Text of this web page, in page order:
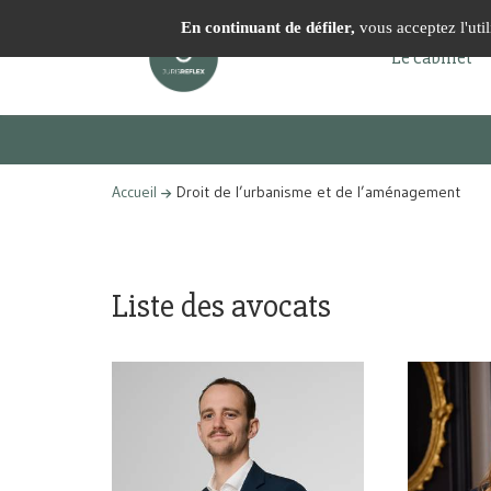
Le cabinet
Droit
Accueil Droit de l’urbanisme et de l’aménagement
Liste des avocats
En continuant de défiler, vous acceptez